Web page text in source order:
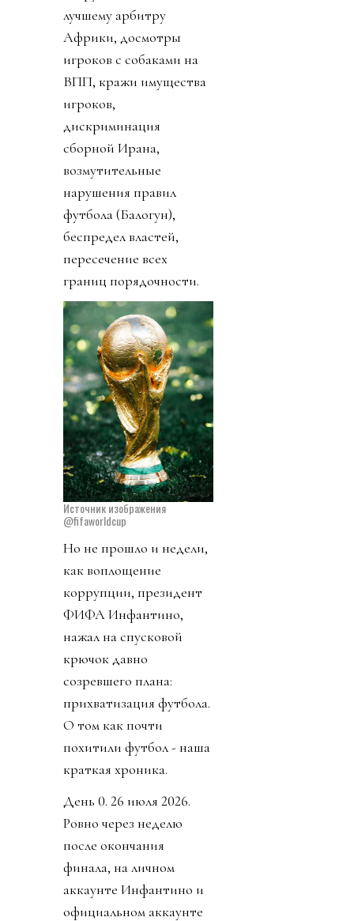
лучшему арбитру
Африки, досмотры
игроков с собаками на
ВПП, кражи имущества
игроков,
дискриминация
сборной Ирана,
возмутительные
нарушения правил
футбола (Балогун),
беспредел властей,
пересечение всех
границ порядочности.
Источник изображения
@fifaworldcup
Но не прошло и недели,
как воплощение
коррупции, президент
ФИФА Инфантино,
нажал на спусковой
крючок давно
созревшего плана:
прихватизация футбола.
О том как почти
похитили футбол - наша
краткая хроника.
День 0. 26 июля 2026.
Ровно через неделю
после окончания
финала, на личном
аккаунте Инфантино и
официальном аккаунте